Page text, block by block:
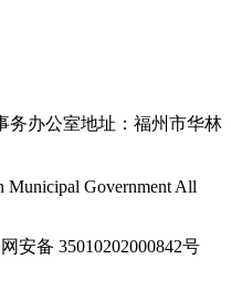
务办公室地址：福州市华林
Municipal Government All
安备 35010202000842号